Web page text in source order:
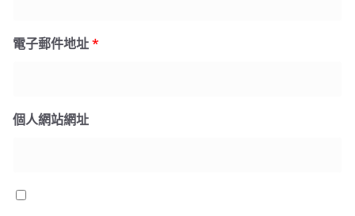
電子郵件地址*
個人網站網址